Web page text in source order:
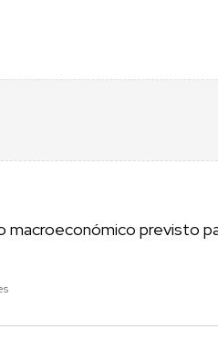
macroeconómico previsto